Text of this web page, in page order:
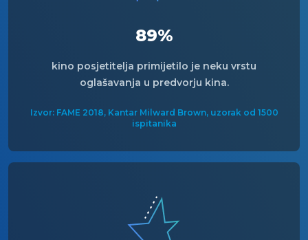
89%
kino posjetitelja primijetilo je neku vrstu
oglašavanja u predvorju kina.
Izvor: FAME 2018, Kantar Milward Brown, uzorak od 1500
ispitanika